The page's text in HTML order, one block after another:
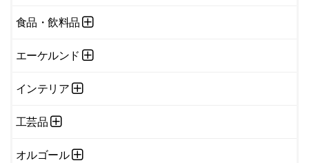
食品・飲料品
エーケルンド
インテリア
工芸品
オルゴール